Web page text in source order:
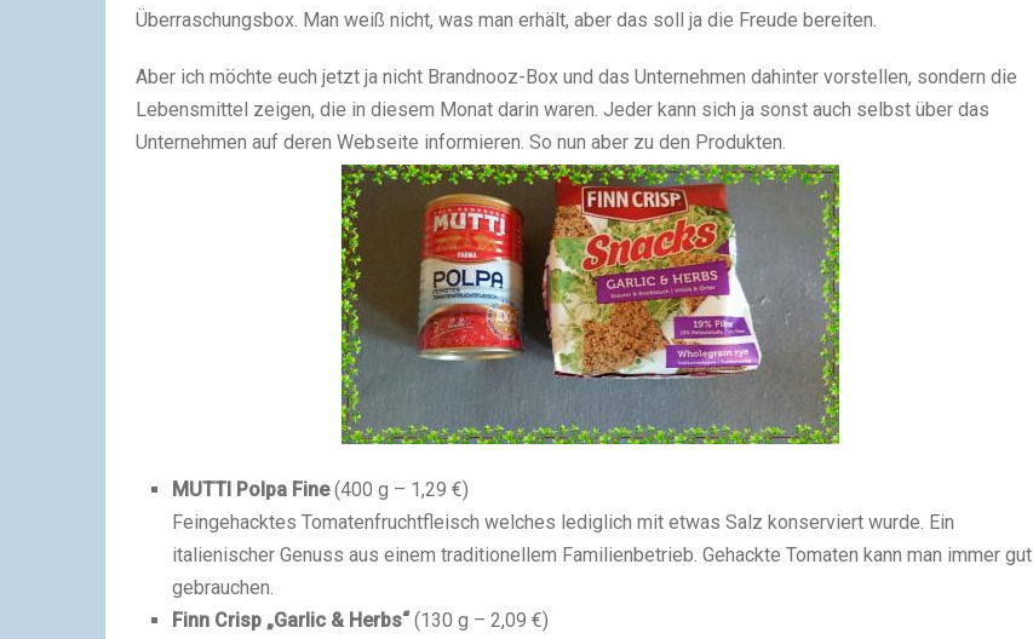
Überraschungsbox. Man weiß nicht, was man erhält, aber das soll ja die Freude bereiten.
Aber ich möchte euch jetzt ja nicht Brandnooz-Box und das Unternehmen dahinter vorstellen, sondern die
Lebensmittel zeigen, die in diesem Monat darin waren. Jeder kann sich ja sonst auch selbst über das
Unternehmen auf deren Webseite informieren. So nun aber zu den Produkten.
MUTTI Polpa Fine(400 g – 1,29 €)
Feingehacktes Tomatenfruchtfleisch welches lediglich mit etwas Salz konserviert wurde. Ein
italienischer Genuss aus einem traditionellem Familienbetrieb. Gehackte Tomaten kann man immer gut
gebrauchen.
Finn Crisp „Garlic & Herbs“(130 g – 2,09 €)